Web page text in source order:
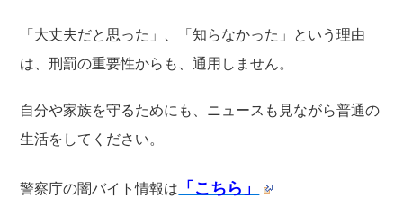
「大丈夫だと思った」、「知らなかった」という理由
は、刑罰の重要性からも、通用しません。
自分や家族を守るためにも、ニュースも見ながら普通の
生活をしてください。
警察庁の闇バイト情報は 「こちら」